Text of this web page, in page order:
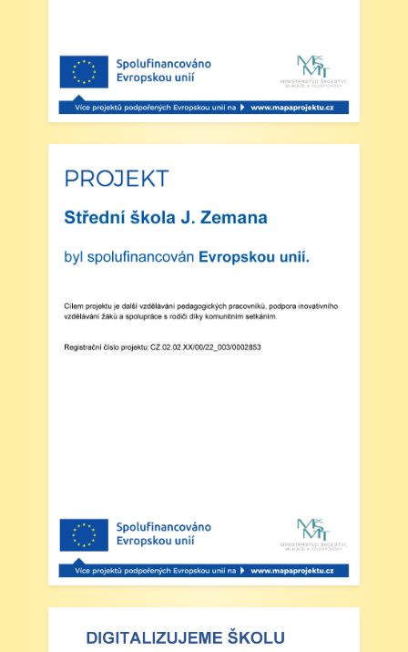
Třídní výlet Liberec IV.třída
Zveřejněno: 20.5.2025
Výlet do ZOO Dvůr Králové n/L
Zveřejněno: 16.5.2025
plavecká výuka, V., VI. a VII.třída
Třídní schůzky dne 8. 4. 2025 od 13 - 16